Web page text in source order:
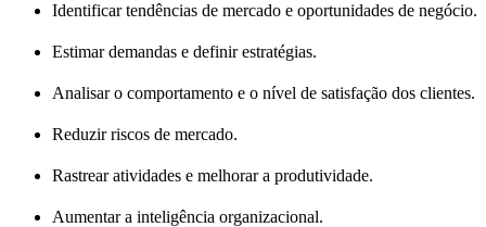
Identificar tendências de mercado e oportunidades de negócio.
Estimar demandas e definir estratégias.
Analisar o comportamento e o nível de satisfação dos clientes.
Reduzir riscos de mercado.
Rastrear atividades e melhorar a produtividade.
Aumentar a inteligência organizacional.